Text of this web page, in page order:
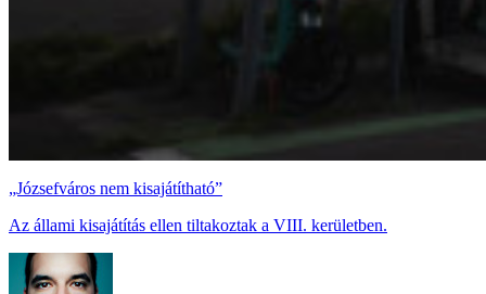
„Józsefváros nem kisajátítható”
Az állami kisajátítás ellen tiltakoztak a VIII. kerületben.